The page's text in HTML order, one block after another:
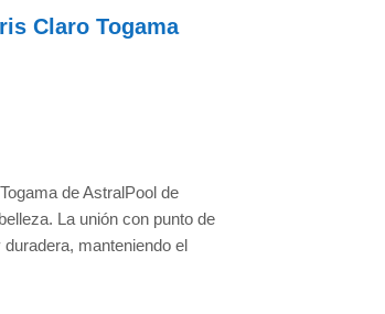
Claro Togama
de AstralPool de
La unión con punto de
manteniendo el